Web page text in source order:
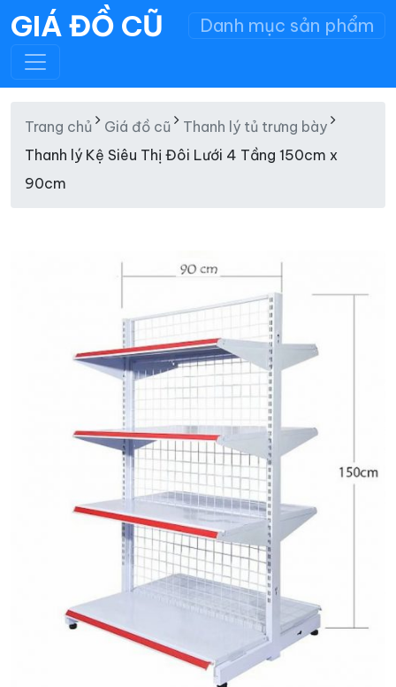
GIÁ ĐỒ CŨ Danh mục sản phẩm
Trang chủ Giá đồ cũ
Thanh lý tủ trưng bày
Thanh lý Kệ Siêu Thị Đôi Lưới 4 Tầng 150cm x
90cm